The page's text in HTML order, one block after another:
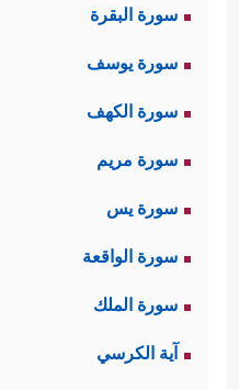
سورة البقرة
سورة يوسف
سورة الكهف
سورة مريم
سورة يس
سورة الواقعة
سورة الملك
آية الكرسي